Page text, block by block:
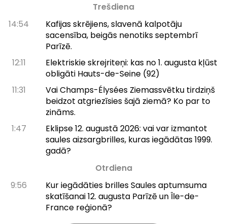
Trešdiena
14:54
Kafijas skrējiens, slavenā kalpotāju
sacensība, beigās nenotiks septembrī
Parīzē.
12:11
Elektriskie skrejriteņi: kas no 1. augusta kļūst
obligāti Hauts-de-Seine (92)
11:31
Vai Champs-Élysées Ziemassvētku tirdziņš
beidzot atgriezīsies šajā ziemā? Ko par to
zināms.
1:47
Eklipse 12. augustā 2026: vai var izmantot
saules aizsargbrilles, kuras iegādātas 1999.
gadā?
Otrdiena
9:56
Kur iegādāties brilles Saules aptumsuma
skatīšanai 12. augusta Parīzē un Île-de-
France reģionā?